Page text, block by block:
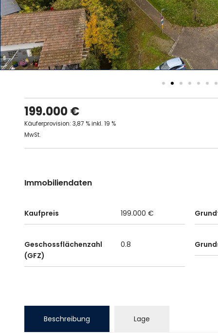
199.000 €
Käuferprovision: 3,87 % inkl. 19 %
MwSt.
Immobiliendaten
Kaufpreis 199.000 €
Geschossflächenzahl
(GFZ)
0.8
Beschreibung Lage